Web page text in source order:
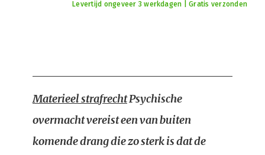
Levertijd ongeveer 3 werkdagen | Gratis verzonden
Materieel strafrechtPsychische
overmacht vereist een van buiten
komende drang die zo sterk is dat de